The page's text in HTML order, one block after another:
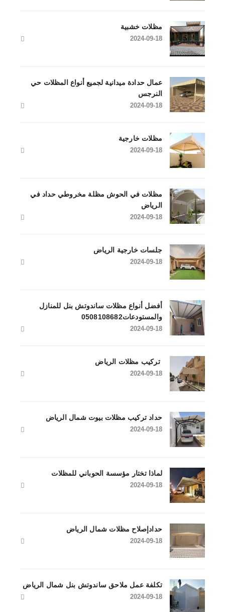
مظلات خشبية
2024-09-18
عمال حدادة ميدانية لجميع أنواع المظلات حي
النرجس
2024-09-18
مظلات خارجية
2024-09-18
مظلات في الحوش مظلة مخروطي حداد في
الرياض
2024-09-18
جلسات خارجية الرياض
2024-09-18
أفضل أنواع مظلات ساندوتش بنل للمنازل
والمستودعات0508108682
2024-09-18
تركيب مظلات الرياض
2024-09-18
حداد تركيب مظلات بيوت شمال الرياض
2024-09-18
لماذا تختار مؤسسة الحوباني للمظلات
2024-09-18
حدادإصلاح مظلات شمال الرياض
2024-09-18
تكلفة عمل ملاحق ساندوتش بنل شمال الرياض
2024-09-18